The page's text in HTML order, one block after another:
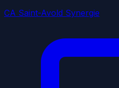
CA Saint-Avold Synergie